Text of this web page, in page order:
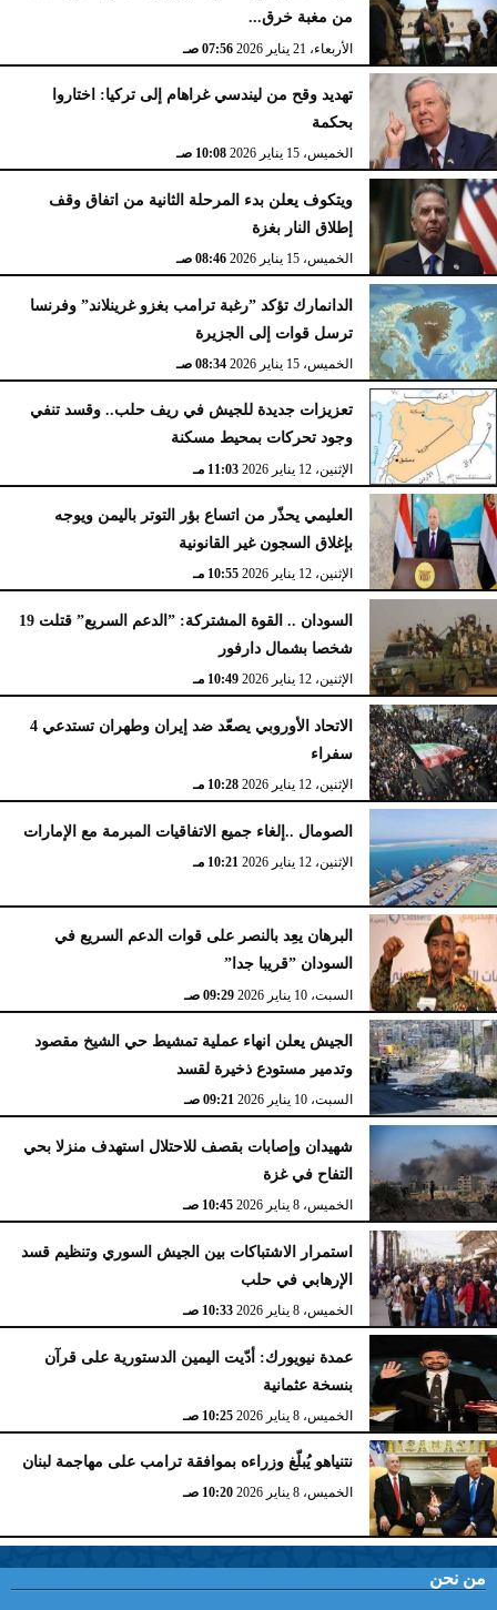
من مغبة خرق...
الأربعاء، 21 يناير 2026 07:56 صـ
تهديد وقح من ليندسي غراهام إلى تركيا: اختاروا
بحكمة
الخميس، 15 يناير 2026 10:08 صـ
ويتكوف يعلن بدء المرحلة الثانية من اتفاق وقف
إطلاق النار بغزة
الخميس، 15 يناير 2026 08:46 صـ
الدانمارك تؤكد ”رغبة ترامب بغزو غرينلاند” وفرنسا
ترسل قوات إلى الجزيرة
الخميس، 15 يناير 2026 08:34 صـ
تعزيزات جديدة للجيش في ريف حلب.. وقسد تنفي
وجود تحركات بمحيط مسكنة
الإثنين، 12 يناير 2026 11:03 مـ
العليمي يحذّر من اتساع بؤر التوتر باليمن ويوجه
بإغلاق السجون غير القانونية
الإثنين، 12 يناير 2026 10:55 مـ
السودان .. القوة المشتركة: ”الدعم السريع” قتلت 19
شخصا بشمال دارفور
الإثنين، 12 يناير 2026 10:49 مـ
الاتحاد الأوروبي يصعّد ضد إيران وطهران تستدعي 4
سفراء
الإثنين، 12 يناير 2026 10:28 مـ
الصومال ..إلغاء جميع الاتفاقيات المبرمة مع الإمارات
الإثنين، 12 يناير 2026 10:21 مـ
البرهان يعِد بالنصر على قوات الدعم السريع في
السودان ”قريبا جدا”
السبت، 10 يناير 2026 09:29 صـ
الجيش يعلن انهاء عملية تمشيط حي الشيخ مقصود
وتدمير مستودع ذخيرة لقسد
السبت، 10 يناير 2026 09:21 صـ
شهيدان وإصابات بقصف للاحتلال استهدف منزلا بحي
التفاح في غزة
الخميس، 8 يناير 2026 10:45 صـ
استمرار الاشتباكات بين الجيش السوري وتنظيم قسد
الإرهابي في حلب
الخميس، 8 يناير 2026 10:33 صـ
عمدة نيويورك: أدّيت اليمين الدستورية على قرآن
بنسخة عثمانية
الخميس، 8 يناير 2026 10:25 صـ
نتنياهو يُبلّغ وزراءه بموافقة ترامب على مهاجمة لبنان
الخميس، 8 يناير 2026 10:20 صـ
من نحن